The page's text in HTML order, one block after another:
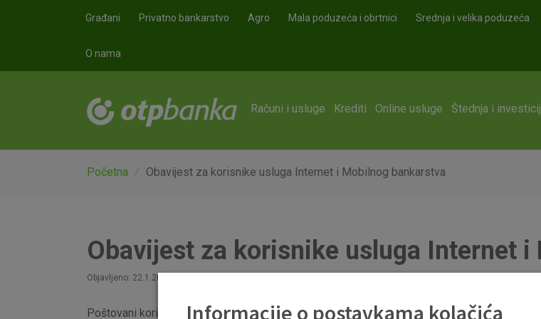
Građani Privatno bankarstvo Agro Mala poduzeća i obrtnici Srednja i velika poduzeća
O nama
Računi i usluge Krediti Online usluge Štednja i
Početna Obavijest za korisnike usluga Internet i Mobilnog bankarstva
Obavijest za korisnike usluga Internet
Objavljeno: 22.1.2016
Poštovani korisnici,
Informacije o postavkama kolačića